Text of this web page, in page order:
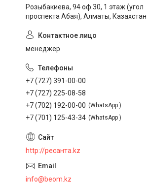
Розыбакиева, 94 оф.30, 1 этаж (угол
проспекта Абая), Алматы, Казахстан
менеджер
+7 (727) 391-00-00
+7 (727) 225-08-58
+7 (702) 192-00-00
WhatsApp
+7 (701) 125-43-34 WhatsApp
http://ресанта.kz
info@beom.kz